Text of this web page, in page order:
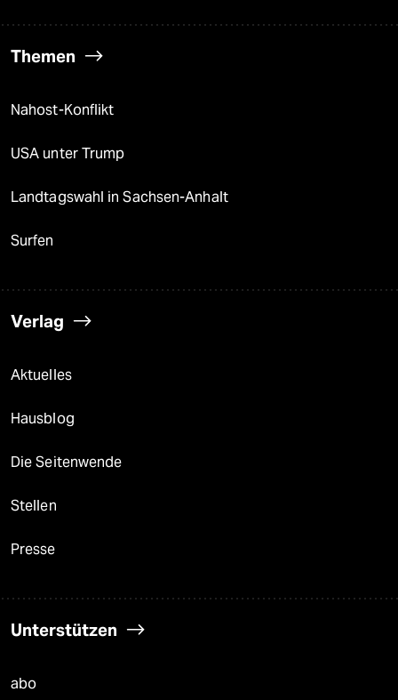
Themen
Nahost-Konflikt
USA unter Trump
Landtagswahl in Sachsen-Anhalt
Surfen
Verlag
Aktuelles
Hausblog
Die Seitenwende
Stellen
Presse
Unterstützen
abo